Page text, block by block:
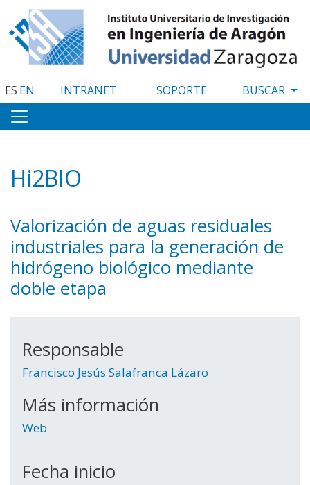
al
contenido
principal
ES EN INTRANET SOPORTE
Hi2BIO
Valorización de aguas residuales
industriales para la generación de
hidrógeno biológico mediante
doble etapa
Responsable
Francisco Jesús Salafranca Lázaro
Más información
Web
Fecha inicio